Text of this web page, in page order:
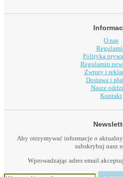
O nas
Polityka
Regulamin
Zwroty i
Dostawa i
Nasze
Kontakt
Aby otrzymywać informacje o
subskrybuj nasz
Wprowadzając adres email